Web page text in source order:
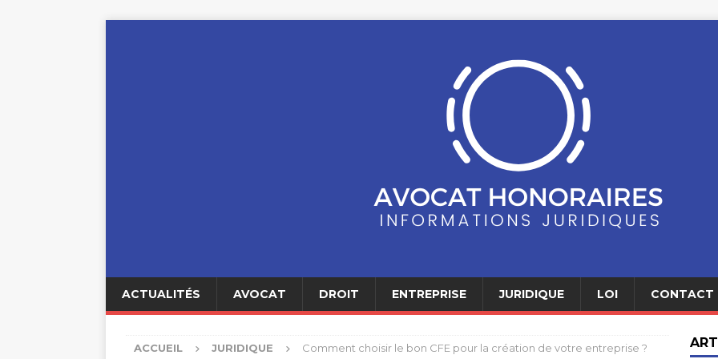
ACTUALITÉS AVOCAT DROIT ENTREPRISE JURIDIQUE LOI CONTACT
ACCUEIL JURIDIQUE Comment choisir le bon CFE pour la création de votre entreprise ?